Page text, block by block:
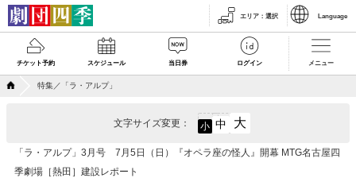
エリア ： 選択 Language
チケット予約 スケジュール 当日券 ログイン メニュー
特集／「ラ・アルプ」
「ラ・アルプ」3月号 7月5日（日）『オペラ座の怪人』開幕 MTG名古屋四
季劇場［熱田］建設レポート
文字サイズ変更： 小 中 大